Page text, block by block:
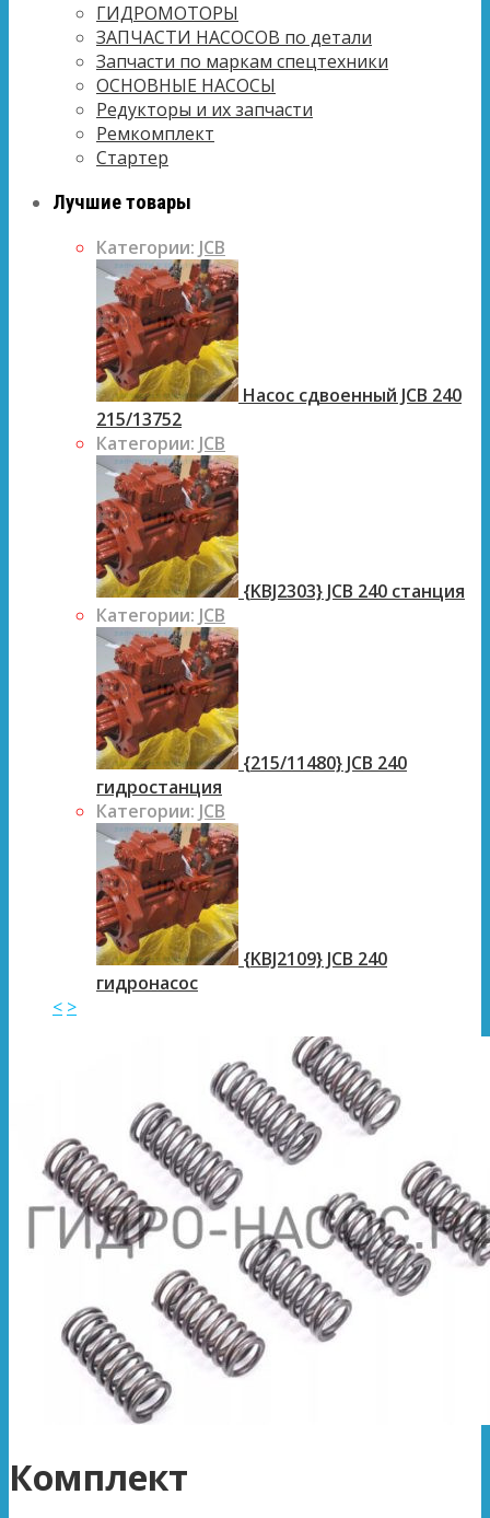
ГИДРОМОТОРЫ
ЗАПЧАСТИ НАСОСОВ по детали
Запчасти по маркам спецтехники
ОСНОВНЫЕ НАСОСЫ
Редукторы и их запчасти
Ремкомплект
Стартер
Лучшие товары
Категории: JCB
Насос сдвоенный JCB 240
215/13752
Категории: JCB
{KBJ2303} JCB 240 станция
Категории: JCB
{215/11480} JCB 240
гидростанция
Категории: JCB
{KBJ2109} JCB 240
гидронасос
< >
Комплект